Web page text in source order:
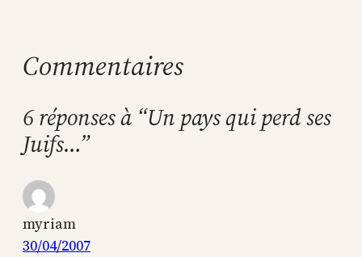
Commentaires
6 réponses à “Un pays qui perd ses
Juifs…”
myriam
30/04/2007